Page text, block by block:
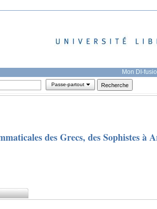
Mon DI-
Passe-partout
des Grecs, des Sophistes à